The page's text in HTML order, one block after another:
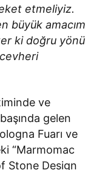
etmeliyiz.
büyük amacım
ki doğru yönü
ve
gelen
Fuarı ve
“Marmomac
Stone Design